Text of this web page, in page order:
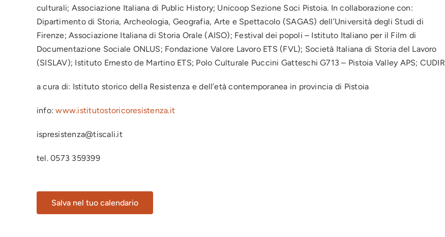
culturali; Associazione Italiana di Public History; Unicoop Sezione Soci Pistoia. In collaborazione con:
Dipartimento di Storia, Archeologia, Geografia, Arte e Spettacolo (SAGAS) dell’Università degli Studi di
Firenze; Associazione Italiana di Storia Orale (AISO); Festival dei popoli – Istituto Italiano per il Film di
Documentazione Sociale ONLUS; Fondazione Valore Lavoro ETS (FVL); Società Italiana di Storia del Lavoro
(SISLAV); Istituto Ernesto de Martino ETS; Polo Culturale Puccini Gatteschi G713 – Pistoia Valley APS; CUDIR
a cura di: Istituto storico della Resistenza e dell’età contemporanea in provincia di Pistoia
info:www.istitutostoricoresistenza.it
ispresistenza@tiscali.it
tel. 0573 359399
Salva nel tuo calendario